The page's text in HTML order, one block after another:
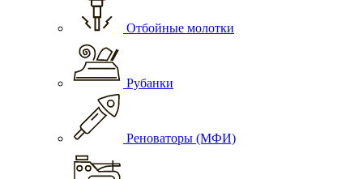
Отбойные молотки
Рубанки
Реноваторы (МФИ)